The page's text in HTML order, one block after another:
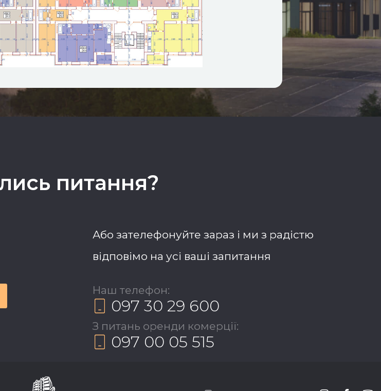
питання?
Або зателефонуйте зараз і ми з радістю
відповімо на усі ваші запитання
Наш телефон:
097 30 29 600
З питань оренди комерції:
097 00 05 515